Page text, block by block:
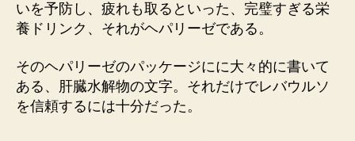
いを予防し、疲れも取るといった、完璧すぎる栄
養ドリンク、それがヘパリーゼである。
そのヘパリーゼのパッケージにに大々的に書いて
ある、肝臓水解物の文字。それだけでレバウルソ
を信頼するには十分だった。